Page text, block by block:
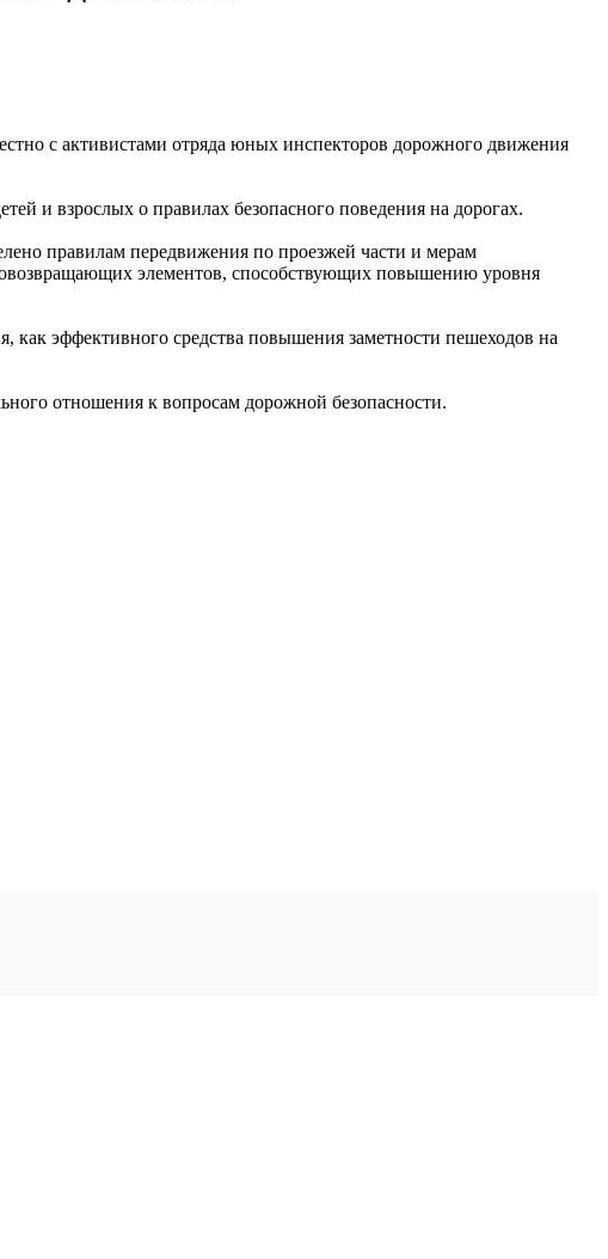
с активистами отряда юных инспекторов дорожного движения
и взрослых о правилах безопасного поведения на дорогах.
правилам передвижения по проезжей части и мерам
элементов, способствующих повышению уровня
эффективного средства повышения заметности пешеходов на
отношения к вопросам дорожной безопасности.